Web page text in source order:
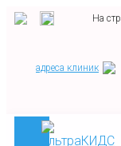
адреса клиник
На